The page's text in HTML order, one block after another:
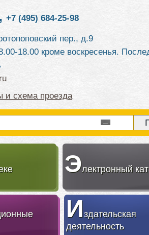
, +7 (495) 684-25-98
пер., д.9
18.00 кроме воскресенья.
и схема проезда
Электронный
Издательская
деятельность